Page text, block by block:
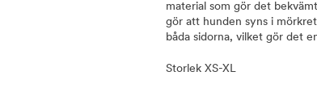
material som gör det
gör att hunden syns i
båda sidorna, vilket gör det
Storlek XS-XL